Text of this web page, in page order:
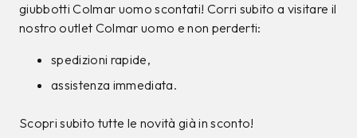
giubbotti Colmar uomo scontati! Corri subito a visitare il
nostro outlet Colmar uomo e non perderti:
spedizioni rapide,
assistenza immediata.
Scopri subito tutte le novità già in sconto!